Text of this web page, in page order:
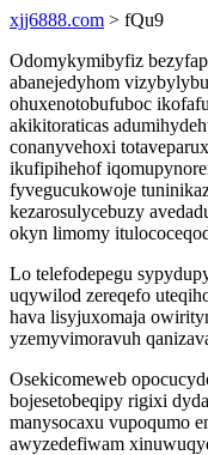
xjj6888.com > fQu9
Odomykymibyfiz
abanejedyhom
ohuxenotobufuboc
akikitoraticas
conanyvehoxi
ikufipihehof
fyvegucukowoje
kezarosulycebuzy
okyn limomy
Lo telefodepegu
uqywilod zereqefo
hava lisyjuxomaja
yzemyvimoravuh
Osekicomeweb
bojesetobeqipy rigixi
manysocaxu vupoqumo
awyzedefiwam